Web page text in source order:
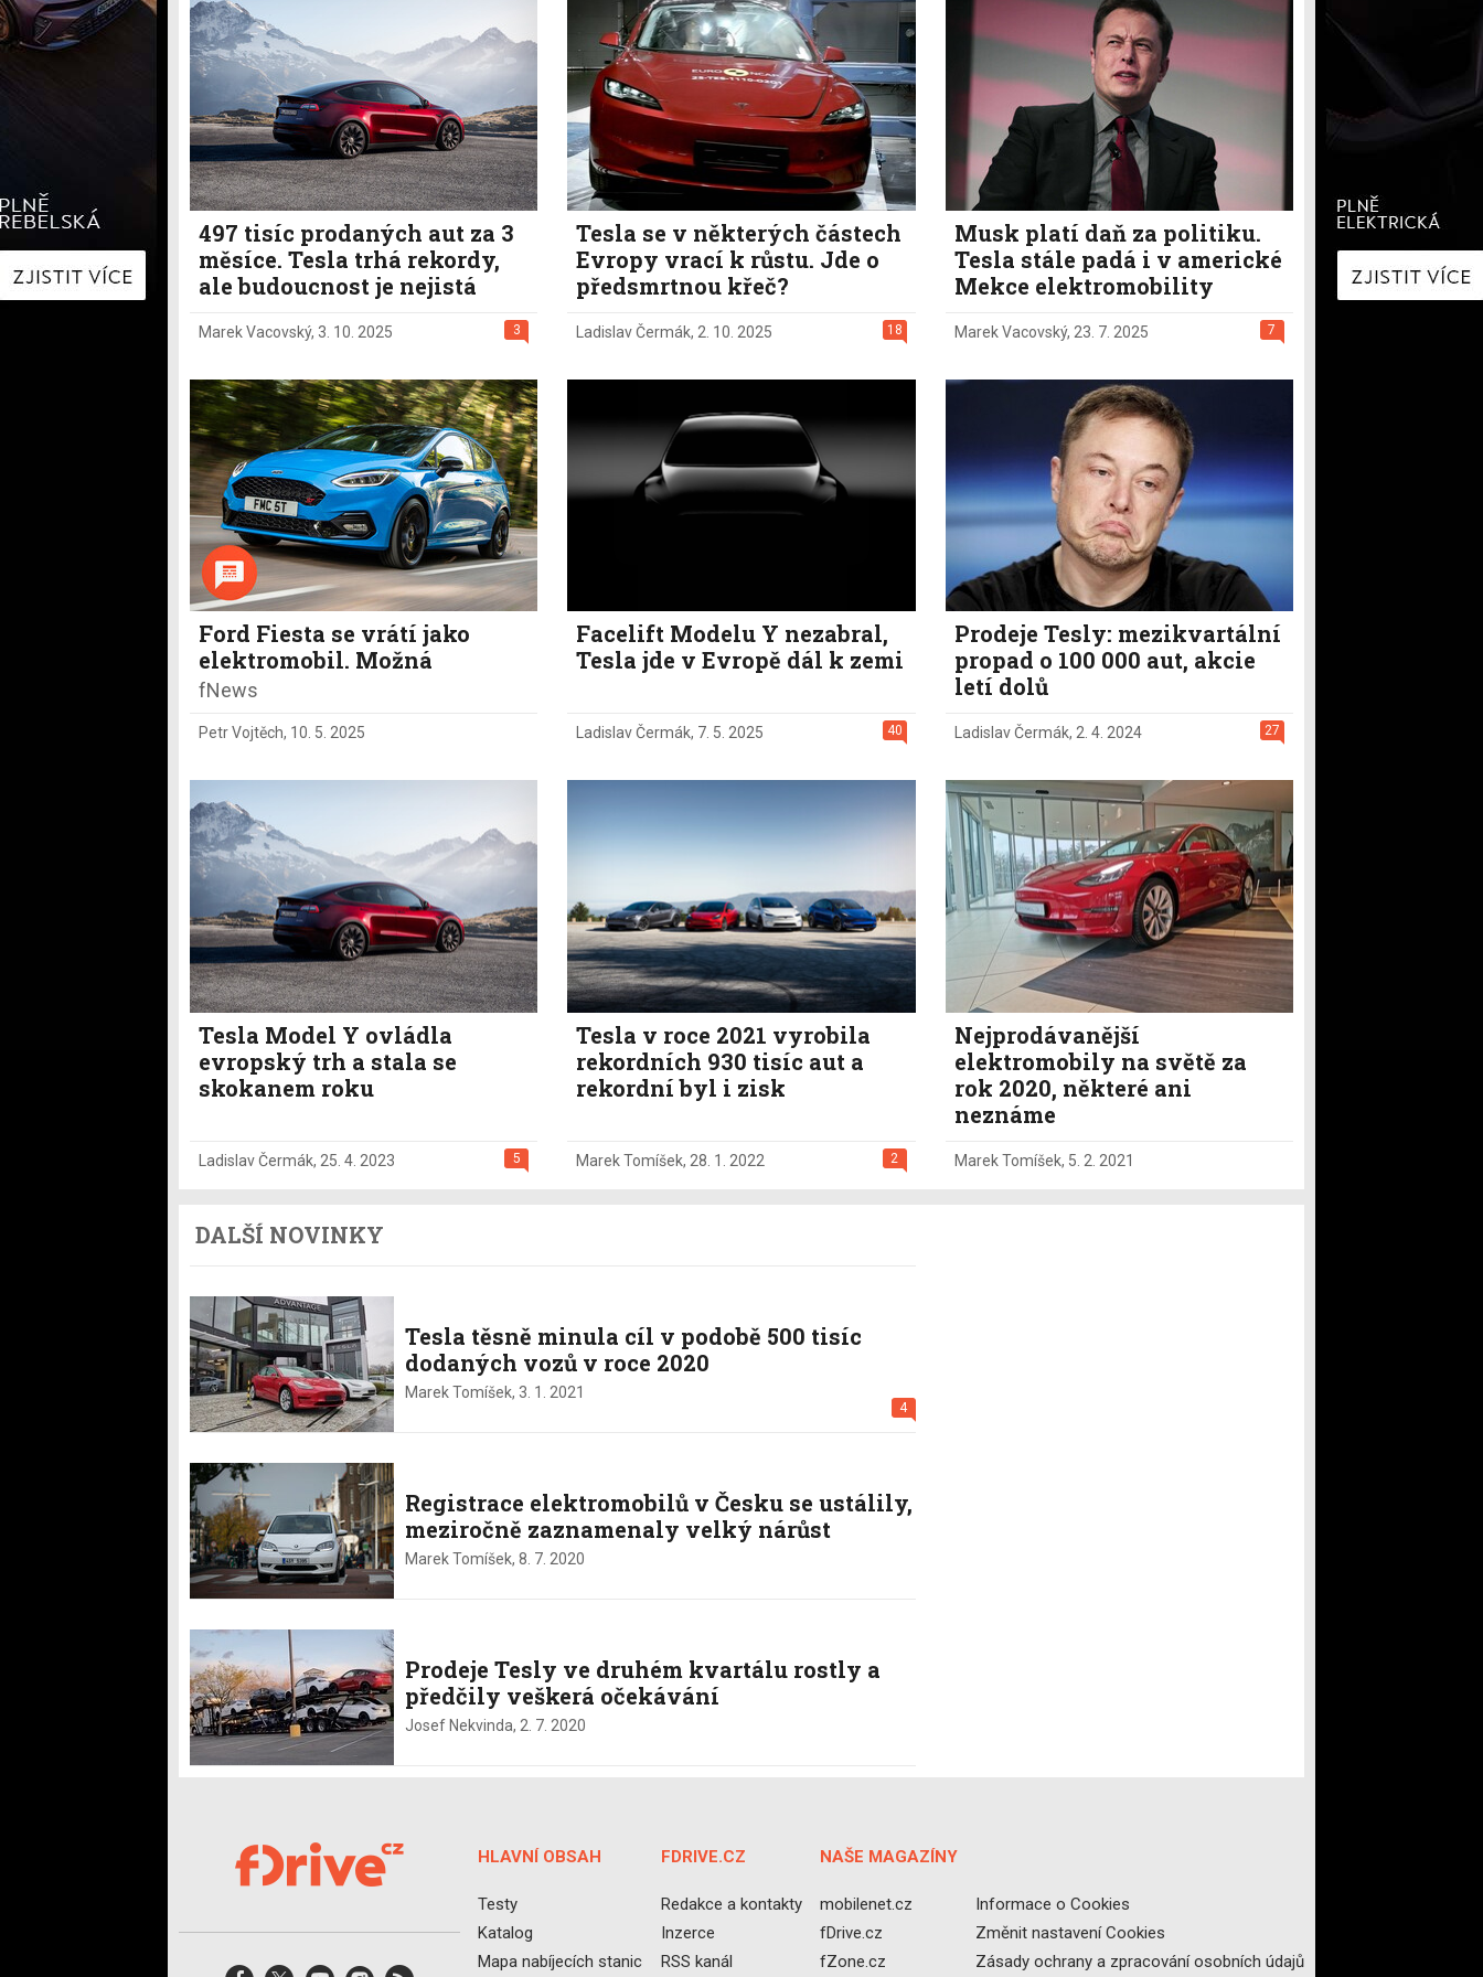
Hyundai
Kia
Mercedes-Benz
Peugeot
Renault
Škoda
Tesla
Volkswagen
Ostatní
Lexus
Mercedes-Benz
Renault
Škoda
Toyota
Volkswagen
Volvo
Ostatní
Eco-Rally
Ostatní
Autonomní řízení
Carsharing
Systémy a technologie
Veřejná doprava
Nabíjení a nabíjecí
stanice
Redakční články
Ostatní
Zaostřeno na spotřebu
fNews
Nabíjíme elektromobil
Technologie v autech
Historie elektromobilů
497 tisíc prodaných aut za 3
měsíce. Tesla trhá rekordy,
ale budoucnost je nejistá
3
Marek Vacovský, 3. 10. 2025
Tesla se v některých částech
Evropy vrací k růstu. Jde o
předsmrtnou křeč?
18
Ladislav Čermák,2. 10. 2025
Musk platí daň za politiku.
Tesla stále padá i v americké
Mekce elektromobility
7
Marek Vacovský, 23. 7. 2025
Ford Fiesta se vrátí jako
elektromobil. Možná
fNews
Petr Vojtěch, 10. 5. 2025
Facelift Modelu Y nezabral,
Tesla jde v Evropě dál k zemi
40
Ladislav Čermák, 7. 5. 2025
Prodeje Tesly: mezikvartální
propad o 100 000 aut, akcie
letí dolů
27
Ladislav Čermák, 2. 4. 2024
Tesla Model Y ovládla
evropský trh a stala se
skokanem roku
5
Ladislav Čermák, 25. 4. 2023
Tesla v roce 2021 vyrobila
rekordních 930 tisíc aut a
rekordní byl i zisk
2
Marek Tomíšek, 28. 1. 2022
Nejprodávanější
elektromobily na světě za
rok 2020, některé ani
neznáme
Marek Tomíšek, 5. 2. 2021
DALŠÍ NOVINKY
Tesla těsně minula cíl v podobě 500 tisíc
dodaných vozů v roce 2020
4
Marek Tomíšek, 3. 1. 2021
Registrace elektromobilů v Česku se ustálily,
meziročně zaznamenaly velký nárůst
Marek Tomíšek, 8. 7. 2020
Prodeje Tesly ve druhém kvartálu rostly a
předčily veškerá očekávání
Josef Nekvinda, 2. 7. 2020
HLAVNÍ OBSAH
Testy
Katalog
Mapa nabíjecích stanic
FDRIVE.CZ
Redakce a kontakty
Inzerce
RSS kanál
NAŠE MAGAZÍNY
mobilenet.cz
fDrive.cz
fZone.cz
Informace o Cookies
Změnit nastavení Cookies
Zásady ochrany a zpracování osobních údajů